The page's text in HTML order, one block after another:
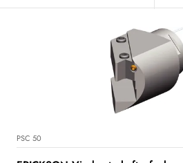
PSC 50